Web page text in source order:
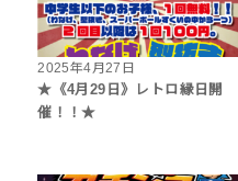
2025年4月27日
★《4月29日》レトロ縁日開
催！！★